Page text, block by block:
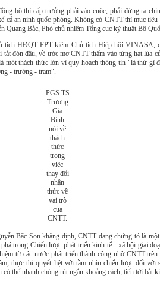
bộ thì cấp trưởng phải vào cuộc, phải đứng ra
cả an ninh quốc phòng. Không có CNTT thì mục tiêu
Quang Bắc, Phó chủ nhiệm Tổng cục kỹ thuật Bộ
tịch HĐQT FPT kiêm Chủ tịch Hiệp hội VINASA,
tắt đón đầu, về ước mơ CNTT thấm vào từng hạt lúa
một thách thức lớn vì quy hoạch thông tin "là thứ gì
- trường - trạm".
PGS.TS
Trương
Gia
Bình
nói về
thách
thức
trong
việc
thay đổi
nhận
thức về
vai trò
của
CNTT.
Bắc Son khẳng định, CNTT đang chứng tỏ là
trong Chiến lược phát triển kinh tế - xã hội giai
từ các nước phát triển thành công nhờ CNTT trên
thực thi quyết liệt với tầm nhìn chiến lược đối với
thể nhanh chóng rút ngắn khoảng cách, tiến tới bắt